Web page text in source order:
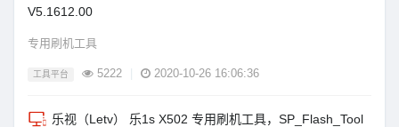
V5.1612.00
专用刷机工具
工具平台 5222 2020-10-26 16:06:36
乐视（Letv） 乐1s X502 专用刷机工具，SP_Flash_Tool